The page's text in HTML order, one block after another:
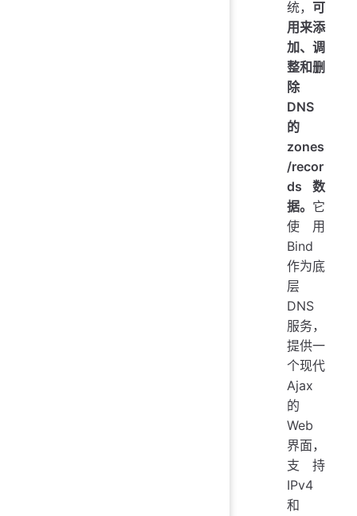
统， 可
用来添
加、调
整和删
除
DNS
的
zones
/recor
ds数
据。 它
使用
Bind
作为底
层
DNS
服务，
提供一
个现代
Ajax
的
Web
界面，
支持
IPv4
和